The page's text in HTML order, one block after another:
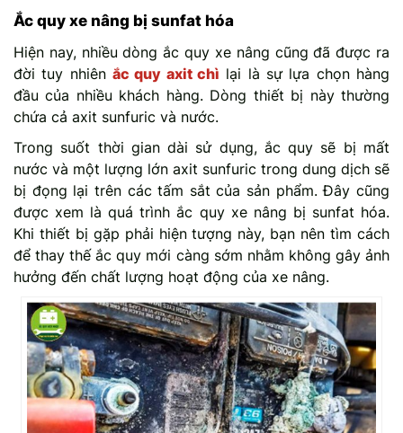
Ắc quy xe nâng bị sunfat hóa
Hiện nay, nhiều dòng ắc quy xe nâng cũng đã được ra
đời tuy nhiên ắc quy axit chì lại là sự lựa chọn hàng
đầu của nhiều khách hàng. Dòng thiết bị này thường
chứa cả axit sunfuric và nước.
Trong suốt thời gian dài sử dụng, ắc quy sẽ bị mất
nước và một lượng lớn axit sunfuric trong dung dịch sẽ
bị đọng lại trên các tấm sắt của sản phẩm. Đây cũng
được xem là quá trình ắc quy xe nâng bị sunfat hóa.
Khi thiết bị gặp phải hiện tượng này, bạn nên tìm cách
để thay thế ắc quy mới càng sớm nhằm không gây ảnh
hưởng đến chất lượng hoạt động của xe nâng.